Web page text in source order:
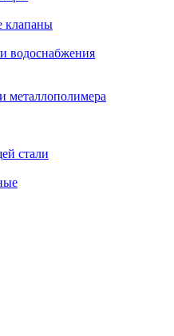
клапаны
водоснабжения
металлополимера
стали